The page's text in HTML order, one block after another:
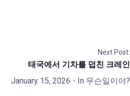
Next Post:
태국에서 기차를 덥친 크레인
January 15, 2026 - In 무슨일이야?